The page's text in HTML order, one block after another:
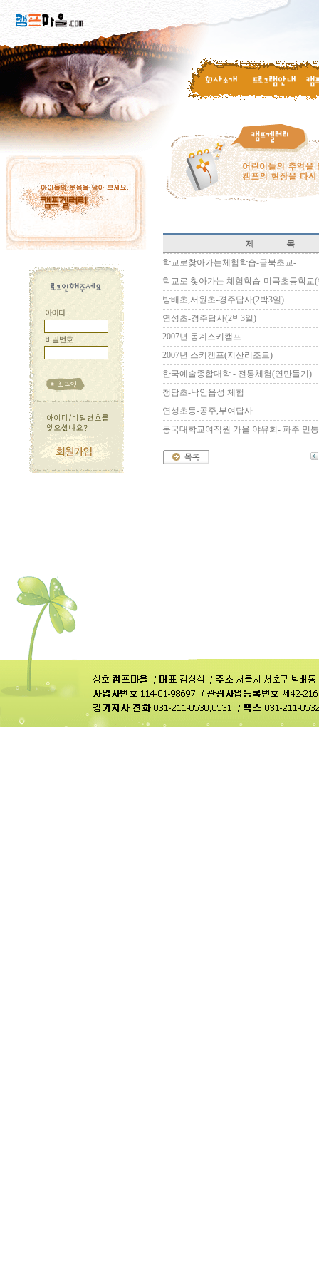
제 목
학교로찾아가는체험학습-금북초교-
학교로 찾아가는 체험학습-미곡초등학교
방배초,서원초-경주답사(2박3일)
연성초-경주답사(2박3일)
2007년 동계스키캠프
2007년 스키캠프(지산리조트)
한국예술종합대학 - 전통체험(연만들기)
청담초-낙안읍성 체험
연성초등-공주,부여답사
동국대학교여직원 가을 야유회- 파주 민